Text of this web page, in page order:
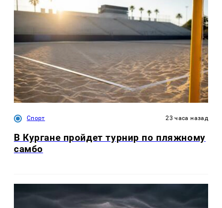
Спорт 23 часа назад
В Кургане пройдет турнир по пляжному
самбо